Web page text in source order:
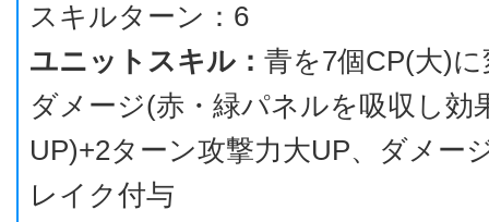
スキルターン：6
ユニットスキル： 青を7個CP(大)
ダメージ(赤・緑パネルを吸収し効
UP)+2ターン攻撃力大UP、ダメー
レイク付与